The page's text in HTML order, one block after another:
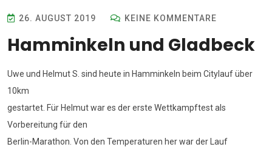
26. AUGUST 2019 KEINE KOMMENTARE
Hamminkeln und Gladbeck
Uwe und Helmut S. sind heute in Hamminkeln beim Citylauf über
10km
gestartet. Für Helmut war es der erste Wettkampftest als
Vorbereitung für den
Berlin-Marathon. Von den Temperaturen her war der Lauf